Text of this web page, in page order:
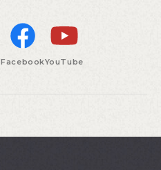
FacebookYouTube